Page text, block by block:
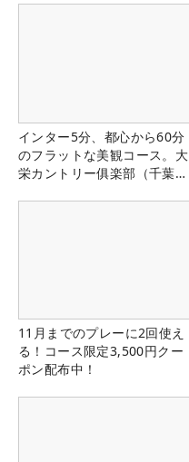
インター5分、都心から60分
のフラットな美観コース。大
栄カントリー俱楽部（千葉
11月までのプレーに2回使え
る！コース限定3,500円クー
ポン配布中！